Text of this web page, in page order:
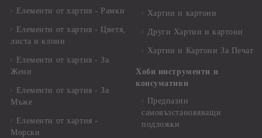
Елементи от хартия - Рамки
Елементи от хартия - Цветя,
листа и клони
Елементи от хартия - За
Жени
Елементи от хартия - За
Мъже
Елементи от хартия -
Морски
Хартии и картони
Други Хартии и картони
Хартии и Картони За Печат
Хоби инструменти и
консумативи
Предпазни
самовъзстановяващи
подложки